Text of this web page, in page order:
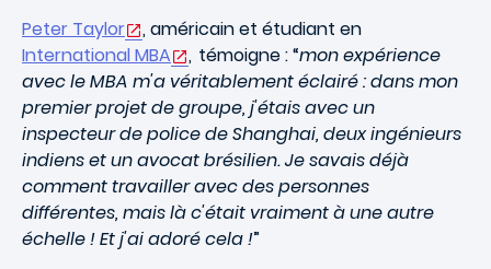
Peter Taylor
, américain et étudiant en
International MBA
, témoigne : “mon expérience
avec le MBA m'a véritablement éclairé : dans mon
premier projet de groupe, j'étais avec un
inspecteur de police de Shanghai, deux ingénieurs
indiens et un avocat brésilien. Je savais déjà
comment travailler avec des personnes
différentes, mais là c'était vraiment à une autre
échelle ! Et j'ai adoré cela !”